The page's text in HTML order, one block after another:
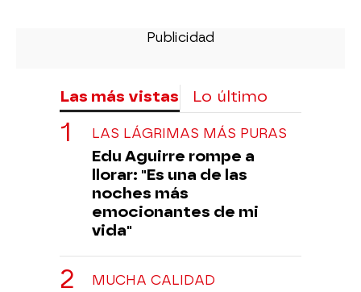
Las más vistas Lo último
LAS LÁGRIMAS MÁS PURAS
Edu Aguirre rompe a
llorar: "Es una de las
noches más
emocionantes de mi
vida"
MUCHA CALIDAD